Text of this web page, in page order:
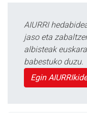
AIURRI
jaso eta
albisteak
babestuko duzu.
Egin